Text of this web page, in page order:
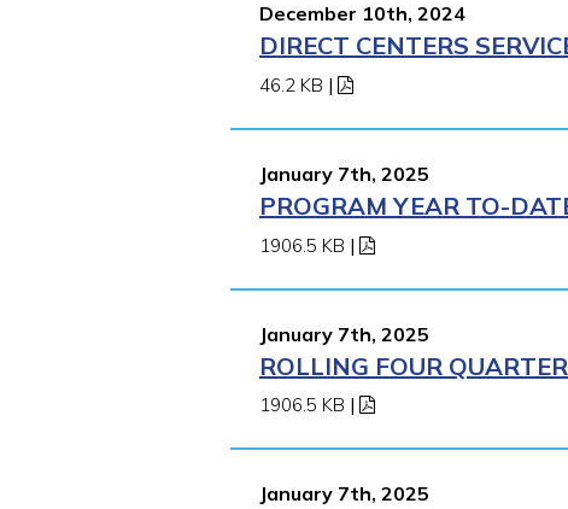
December 10th, 2024
DIRECT CENTERS
46.2 KB |
January 7th, 2025
PROGRAM YEAR TO-
1906.5 KB |
January 7th, 2025
ROLLING FOUR
1906.5 KB |
January 7th, 2025